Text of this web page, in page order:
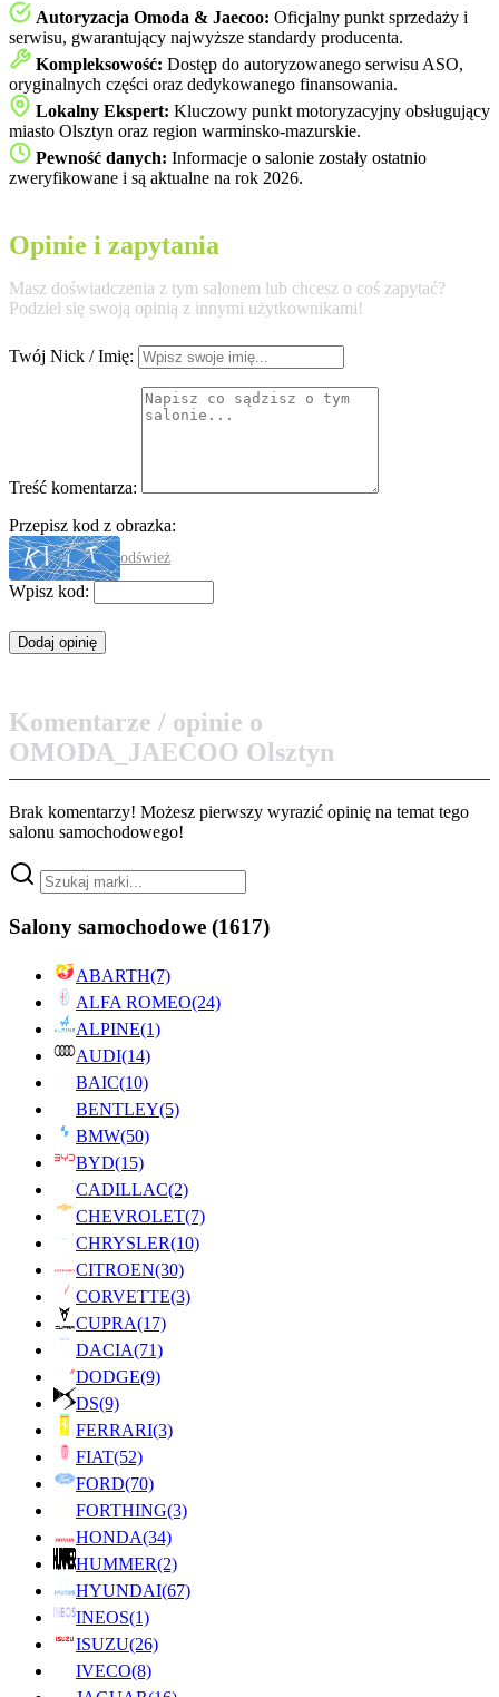
Autoryzacja Omoda & Jaecoo: Oficjalny punkt sprzedaży i
serwisu, gwarantujący najwyższe standardy producenta.
Kompleksowość: Dostęp do autoryzowanego serwisu ASO,
oryginalnych części oraz dedykowanego finansowania.
Lokalny Ekspert: Kluczowy punkt motoryzacyjny obsługujący
miasto Olsztyn oraz region warminsko-mazurskie.
Pewność danych: Informacje o salonie zostały ostatnio
zweryfikowane i są aktualne na rok 2026.
Opinie i zapytania
Masz doświadczenia z tym salonem lub chcesz o coś zapytać?
Podziel się swoją opinią z innymi użytkownikami!
Twój Nick / Imię:
Treść komentarza:
Przepisz kod z obrazka:
odśwież
Wpisz kod:
Komentarze / opinie o
OMODA_JAECOO Olsztyn
Brak komentarzy! Możesz pierwszy wyrazić opinię na temat tego
salonu samochodowego!
Salony samochodowe (1617)
ABARTH(7)
ALFA ROMEO(24)
ALPINE(1)
AUDI(14)
BAIC(10)
BENTLEY(5)
BMW(50)
BYD(15)
CADILLAC(2)
CHEVROLET(7)
CHRYSLER(10)
CITROEN(30)
CORVETTE(3)
CUPRA(17)
DACIA(71)
DODGE(9)
DS(9)
FERRARI(3)
FIAT(52)
FORD(70)
FORTHING(3)
HONDA(34)
HUMMER(2)
HYUNDAI(67)
INEOS(1)
ISUZU(26)
IVECO(8)